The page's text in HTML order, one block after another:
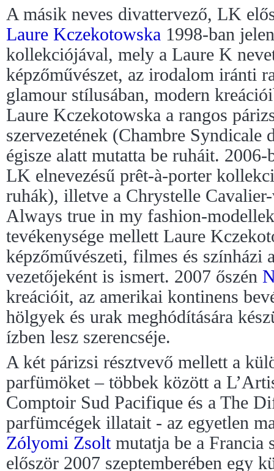
A másik neves divattervező, LK
Laure Kczekotowska 1998-ban
kollekciójával, mely a Laure K
képzőművészet, az irodalom iránti
glamour stílusában, modern
Laure Kczekotowska a rangos
szervezetének (Chambre Syndicale
égisze alatt mutatta be ruháit.
LK elnevezésű prêt-à-porter
ruhák), illetve a Chrystelle
Always true in my fashion-
tevékenysége mellett Laure
képzőművészeti, filmes és színházi
vezetőjeként is ismert. 2007 őszén
kreációit, az amerikai kontinens
hölgyek és urak meghódítására
ízben lesz szerencséje.
A két párizsi résztvevő mellett a
parfümöket – többek között a
Comptoir Sud Pacifique és a The
parfümcégek illatait - az egyetlen
Zólyomi Zsoltmutatja be a Francia
először 2007 szeptemberében egy